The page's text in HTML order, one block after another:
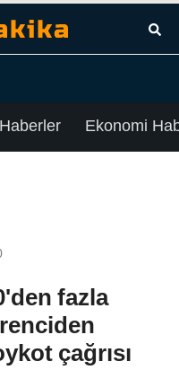
Ekonomi
fazla
çağrısı